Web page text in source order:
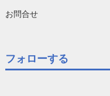
お問合せ
フォローする